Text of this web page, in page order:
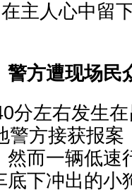
主人心中留
方遭现场民
分左右发生
警方接获报案
而一辆低速
下冲出的小